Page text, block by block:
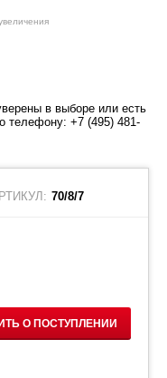
в выборе или есть
телефону: +7 (495) 481-
70/8/7
О ПОСТУПЛЕНИИ